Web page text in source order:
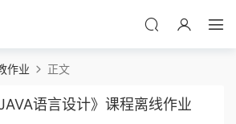
作业 正文
语言设计》课程离线作业